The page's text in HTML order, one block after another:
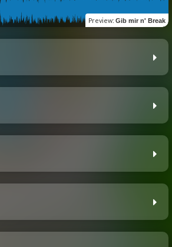
Preview: Gib mir n' Break